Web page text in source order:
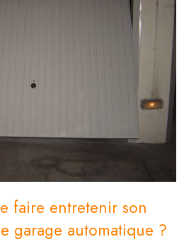
faire entretenir son
garage automatique ?